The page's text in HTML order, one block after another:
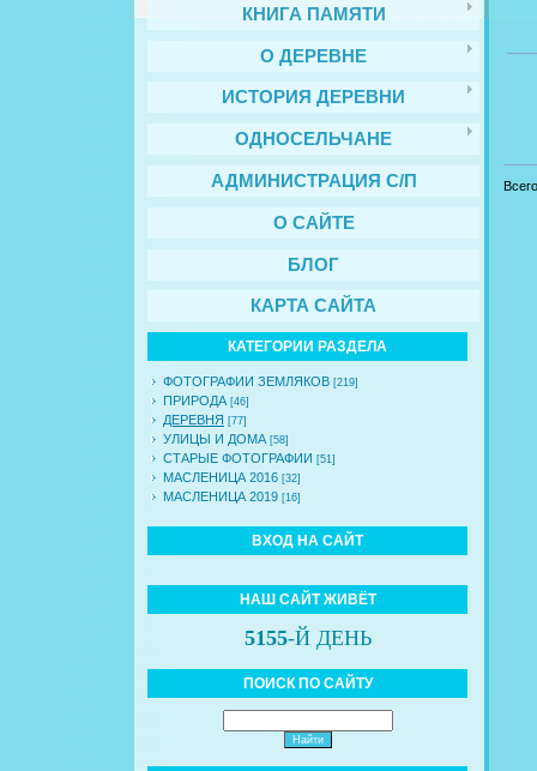
КНИГА ПАМЯТИ
О ДЕРЕВНЕ
ИСТОРИЯ ДЕРЕВНИ
ОДНОСЕЛЬЧАНЕ
АДМИНИСТРАЦИЯ С/П
О САЙТЕ
БЛОГ
КАРТА САЙТА
КАТЕГОРИИ РАЗДЕЛА
ФОТОГРАФИИ ЗЕМЛЯКОВ [219]
ПРИРОДА [46]
ДЕРЕВНЯ [77]
УЛИЦЫ И ДОМА [58]
СТАРЫЕ ФОТОГРАФИИ [51]
МАСЛЕНИЦА 2016 [32]
МАСЛЕНИЦА 2019 [16]
ВХОД НА САЙТ
НАШ САЙТ ЖИВЁТ
5155-Й ДЕНЬ
ПОИСК ПО САЙТУ